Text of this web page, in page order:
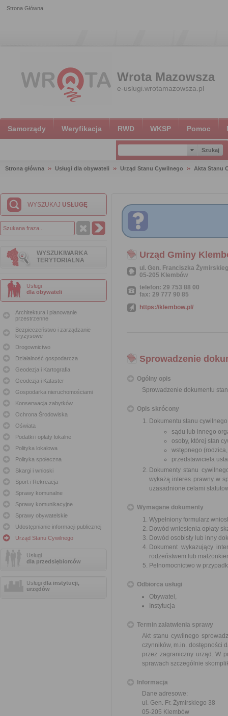
Strona Główna
Wrota Mazowsza
e-uslugi.wrotamazowsza.pl
Samorządy Weryfikacja RWD WKSP Pomoc
Strona główna Usługi dla obywateli Urząd Stanu Cywilnego Akta Stanu
WYSZUKAJ USŁUGĘ
WYSZUKIWARKA
TERYTORIALNA
Usługi
dla obywateli
Architektura i planowanie
przestrzenne
Bezpieczeństwo i zarządzanie
kryzysowe
Drogownictwo
Działalność gospodarcza
Geodezja i Kartografia
Geodezja i Kataster
Gospodarka nieruchomościami
Konserwacja zabytków
Ochrona Środowiska
Oświata
Podatki i opłaty lokalne
Polityka lokalowa
Polityka społeczna
Skargi i wnioski
Sport i Rekreacja
Sprawy komunalne
Sprawy komunikacyjne
Sprawy obywatelskie
Udostępnianie informacji publicznej
Urząd Stanu Cywilnego
Usługi
dla przedsiębiorców
Usługi dla instytucji,
urzędów
Urząd Gminy
ul. Gen. Franciszka
05-205 Klembów
telefon: 29 753 88 00
fax: 29 777 90 85
https://klembow.pl/
Sprowadzenie
Ogólny opis
Sprowadzenie dokumentu
Opis skrócony
Dokumentu stanu
sądu lub innego
osoby, której stan
wstępnego
przedstawiciela
Dokumenty stanu
wykażą interes prawny w
uzasadnione celami
Wymagane dokumenty
Wypełniony formularz
Dowód wniesienia opłaty
Dowód osobisty lub inny
Dokument wykazujący
rodzeństwem lub
Pełnomocnictwo w
Odbiorca usługi
Obywatel,
Instytucja
Termin załatwienia sprawy
Akt stanu cywilnego
czynników, m.in. dostępności
przez zagraniczny urząd. W
sprawach szczególnie
Informacja
Dane adresowe:
ul. Gen. Fr. Żymirskiego 38
05-205 Klembów